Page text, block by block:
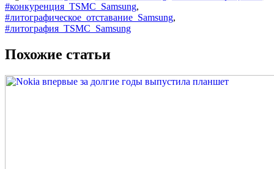
#конкуренция_TSMC_Samsung,
#литографическое_отставание_Samsung,
#литография_TSMC_Samsung
Похожие статьи